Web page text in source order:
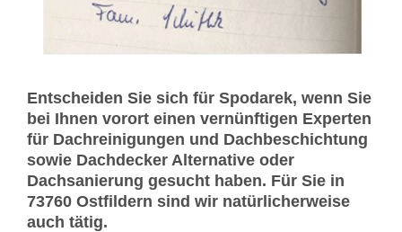
Entscheiden Sie sich für Spodarek, wenn Sie
bei Ihnen vorort einen vernünftigen Experten
für Dachreinigungen und Dachbeschichtung
sowie Dachdecker Alternative oder
Dachsanierung gesucht haben. Für Sie in
73760 Ostfildern sind wir natürlicherweise
auch tätig.